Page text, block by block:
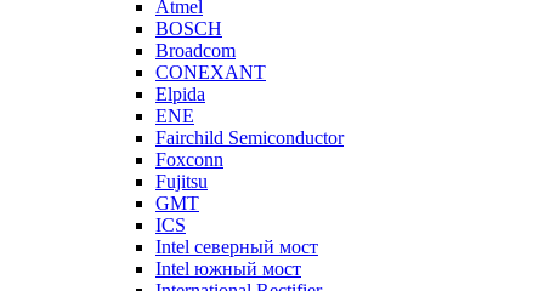
Atmel
BOSCH
Broadcom
CONEXANT
Elpida
ENE
Fairchild Semiconductor
Foxconn
Fujitsu
GMT
ICS
Intel северный мост
Intel южный мост